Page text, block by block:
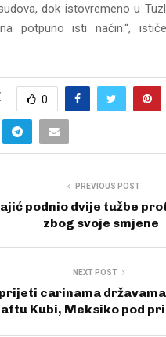
dok istovremeno u
potpuno isti način.“,
0
PREVIOUS POST
podnio dvije tužbe
zbog svoje smjene
NEXT POST
carinama
Kubi, Meksiko pod